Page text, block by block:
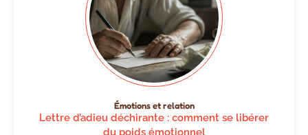
Émotions et relation
Lettre d’adieu déchirante : comment se libérer
du poids émotionnel